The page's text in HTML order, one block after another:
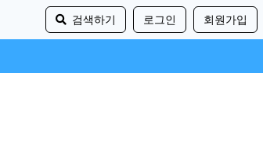
검색하기 로그인 회원가입